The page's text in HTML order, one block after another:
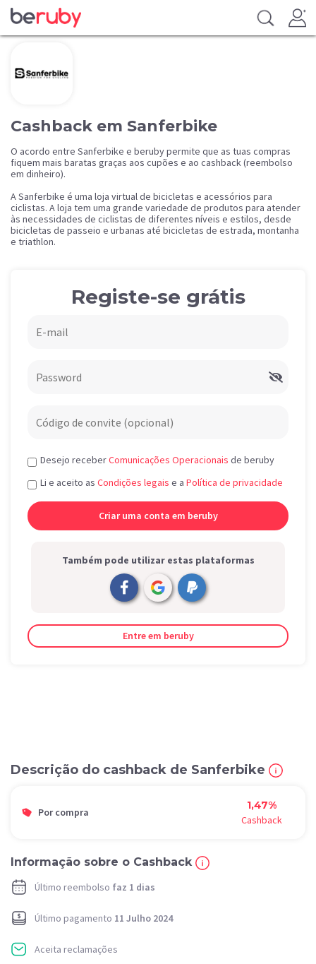
Cashback em Sanferbike
O acordo entre Sanferbike e beruby permite que as tuas compras
fiquem mais baratas graças aos cupões e ao cashback (reembolso
em dinheiro).
A Sanferbike é uma loja virtual de bicicletas e acessórios para
ciclistas. A loja tem uma grande variedade de produtos para atender
às necessidades de ciclistas de diferentes níveis e estilos, desde
bicicletas de passeio e urbanas até bicicletas de estrada, montanha
e triathlon.
Registe-se grátis
Desejo receberComunicações Operacionais de beruby
Li e aceito as Condições legais e a Política de privacidade
Também pode utilizar estas plataformas
Entre em beruby
Descrição do cashback de Sanferbike
Por compra
1,47%
Cashback
Informação sobre o Cashback
Último reembolso faz 1 dias
Último pagamento 11 Julho 2024
Aceita reclamações